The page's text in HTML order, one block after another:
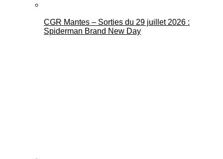
CGR Mantes – Sorties du 29 juillet 2026 :
Spiderman Brand New Day